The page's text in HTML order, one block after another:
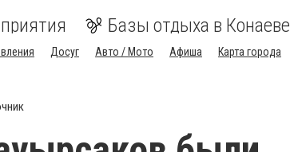
Базы отдыха в Конаеве
Досуг Авто / Мото Афиша Карта города